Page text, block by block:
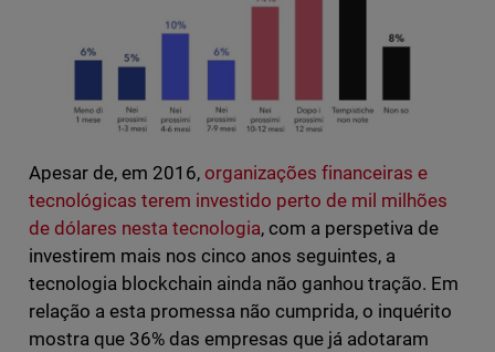
Apesar de, em 2016, organizações financeiras e
tecnológicas terem investido perto de mil milhões
de dólares nesta tecnologia, com a perspetiva de
investirem mais nos cinco anos seguintes, a
tecnologia blockchain ainda não ganhou tração. Em
relação a esta promessa não cumprida, o inquérito
mostra que 36% das empresas que já adotaram